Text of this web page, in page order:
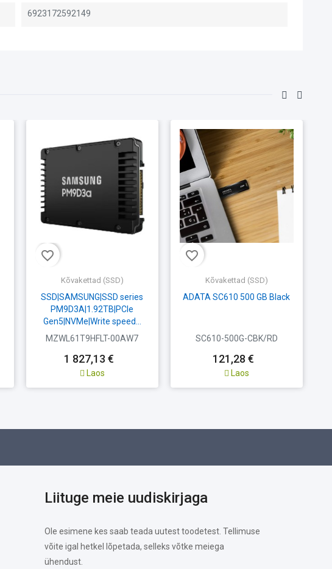
6923172592149
favorite_border
Kõvakettad (SSD)
SSD|SAMSUNG|SSD series
PM9D3A|1.92TB|PCIe
Gen5|NVMe|Write speed...
MZWL61T9HFLT-00AW7
1 827,13 €
Laos
favorite_border
Kõvakettad (SSD)
ADATA SC610 500 GB Black
SC610-500G-CBK/RD
121,28 €
Laos
Liituge meie uudiskirjaga
Ole esimene kes saab teada uutest toodetest. Tellimuse
võite igal hetkel lõpetada, selleks võtke meiega
ühendust.